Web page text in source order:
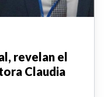
revelan el
Claudia